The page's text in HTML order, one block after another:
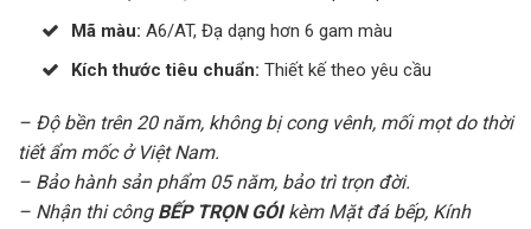
Mã màu: A6/AT, Đạ dạng hơn 6 gam màu
Kích thước tiêu chuẩn: Thiết kế theo yêu cầu
– Độ bền trên 20 năm, không bị cong vênh, mối mọt do thời
tiết ẩm mốc ở Việt Nam.
– Bảo hành sản phẩm 05 năm, bảo trì trọn đời.
– Nhận thi công BẾP TRỌN GÓIkèm Mặt đá bếp, Kính